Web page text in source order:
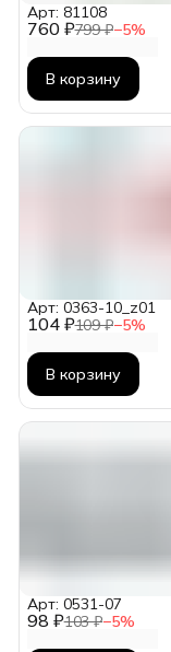
760 ₽799 ₽−5%
Арт: 81108
В корзину
104 ₽109 ₽−5%
Арт: 0363-10_z01
В корзину
98 ₽103 ₽−5%
Арт: 0531-07